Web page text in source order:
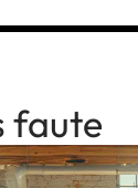
faute